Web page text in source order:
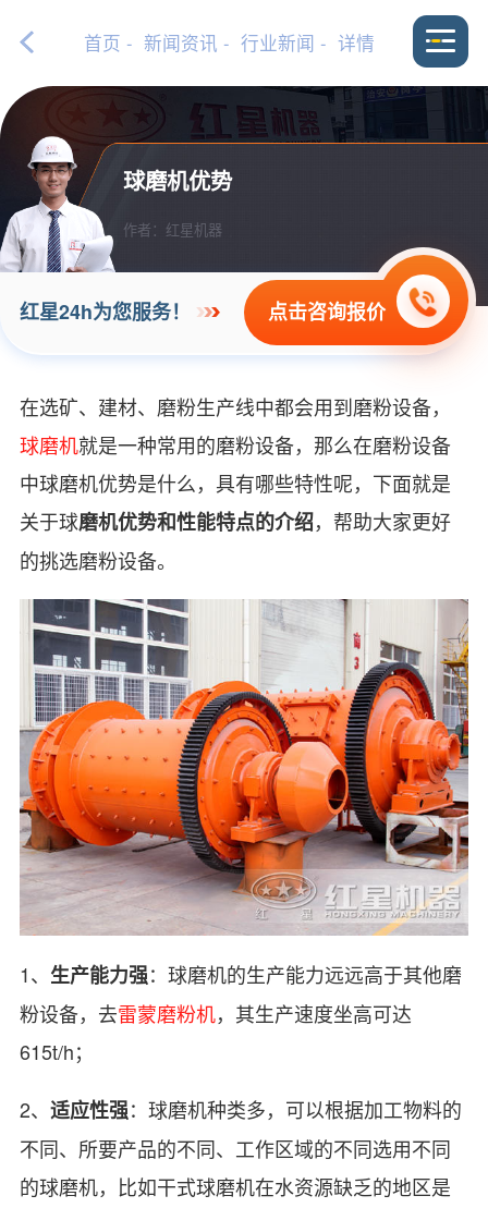
首页 - 新闻资讯 - 行业新闻 - 详情
球磨机优势
作者：红星机器
红星24h为您服务！ 点击咨询报价
在选矿、建材、磨粉生产线中都会用到磨粉设备，
球磨机就是一种常用的磨粉设备，那么在磨粉设备
中球磨机优势是什么，具有哪些特性呢，下面就是
关于球磨机优势和性能特点的介绍，帮助大家更好
的挑选磨粉设备。
1、 生产能力强：球磨机的生产能力远远高于其他磨
粉设备，去雷蒙磨粉机，其生产速度坐高可达
615t/h；
2、 适应性强：球磨机种类多，可以根据加工物料的
不同、所要产品的不同、工作区域的不同选用不同
的球磨机，比如干式球磨机在水资源缺乏的地区是